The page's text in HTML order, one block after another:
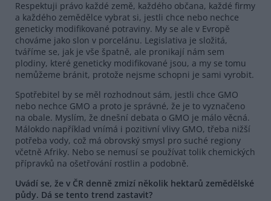
Respektuji právo každé země, každého občana, každé firmy
a každého zemědělce vybrat si, jestli chce nebo nechce
geneticky modifikované potraviny. My se ale v Evropě
chováme jako slon v porcelánu. Legislativa je složitá,
tváříme se, jak je vše špatně, ale pronikají nám sem
plodiny, které geneticky modifikované jsou, a my se tomu
nemůžeme bránit, protože nejsme schopni je sami vyrobit.
Spotřebitel by se měl rozhodnout sám, jestli chce GMO
nebo nechce GMO a proto je správné, že je to vyznačeno
na obale. Myslím, že dnešní debata o GMO je málo věcná.
Málokdo například vnímá i pozitivní vlivy GMO, třeba nižší
potřeba vody, což má obrovský smysl pro suché regiony
včetně Afriky. Nebo se nemusí se používat tolik chemických
přípravků na ošetřování rostlin a podobně.
Uvádí se, že v ČR denně zmizí několik hektarů zemědělské
půdy. Dá se tento trend zastavit?